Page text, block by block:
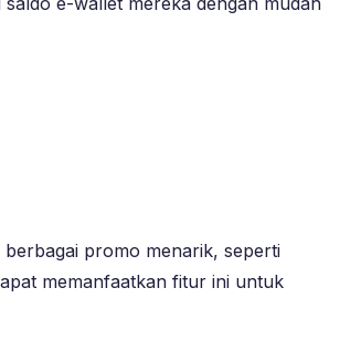
promo menarik, seperti
memanfaatkan fitur ini untuk